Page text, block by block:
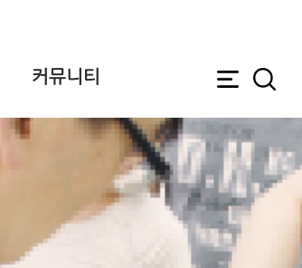
커뮤니티